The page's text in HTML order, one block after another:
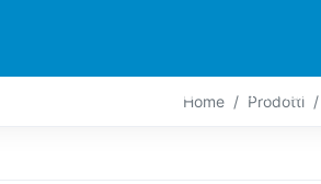
SUPPORTI PARTNER
Home Prodotti